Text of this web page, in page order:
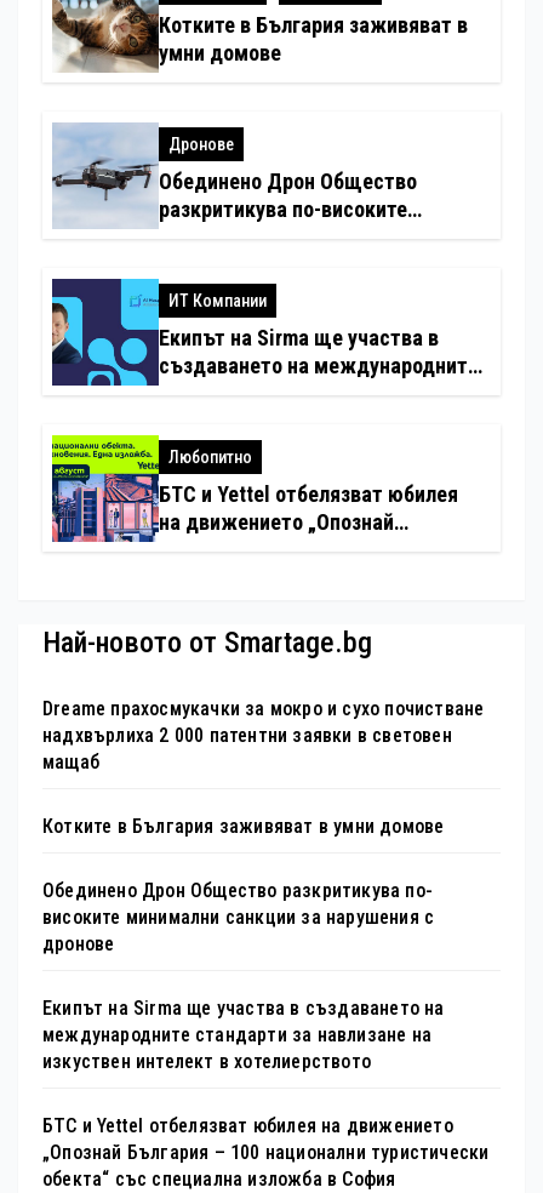
Котките в България заживяват в
умни домове
Дронове
Обединено Дрон Общество
разкритикува по-високите
ИТ Компании
Екипът на Sirma ще участва в
създаването на международните
хотелиерството
Любопитно
БТС и Yettel отбелязват юбилея
на движението „Опознай
Най-новото от Smartage.bg
Dreame прахосмукачки за мокро и сухо почистване
надхвърлиха 2 000 патентни заявки в световен
мащаб
Котките в България заживяват в умни домове
Обединено Дрон Общество разкритикува по-
високите минимални санкции за нарушения с
дронове
Екипът на Sirma ще участва в създаването на
международните стандарти за навлизане на
изкуствен интелект в хотелиерството
БТС и Yettel отбелязват юбилея на движението
„Опознай България – 100 национални туристически
обекта“ със специална изложба в София